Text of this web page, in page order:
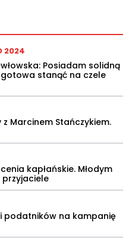
2024
Posiadam solidną
stanąć na czele
z Marcinem Stańczykiem.
kapłańskie. Młodym
przyjaciele
podatników na kampanię